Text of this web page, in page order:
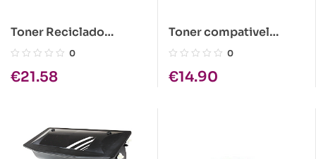
Toner Reciclado
Kyocera TK-330
0
€21.58
Toner compativel
Kyocera TK-340
0
€14.90